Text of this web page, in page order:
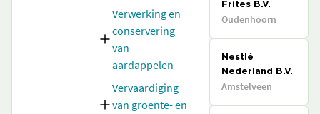
Verwerking en
conservering
van
aardappelen
Vervaardiging
van groente- en
Frites B.V.
Oudenhoorn
Nestlé
Nederland B.V.
Amstelveen